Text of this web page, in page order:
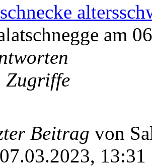
am
Zugriffe
Beitrag von
13:31